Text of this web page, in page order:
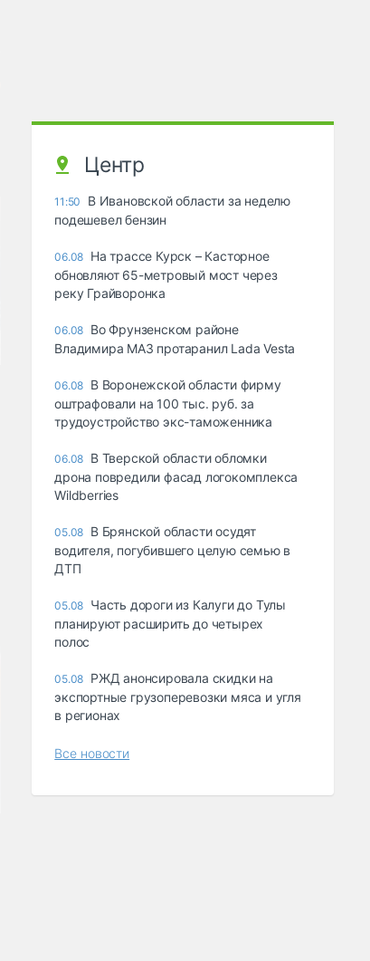
Центр
11:50
В Ивановской области за неделю
подешевел бензин
06.08 На трассе Курск – Касторное
обновляют 65-метровый мост через
реку Грайворонка
06.08 Во Фрунзенском районе
Владимира МАЗ протаранил Lada Vesta
06.08 В Воронежской области фирму
оштрафовали на 100 тыс. руб. за
трудоустройство экс-таможенника
06.08 В Тверской области обломки
дрона повредили фасад логокомплекса
Wildberries
05.08 В Брянской области осудят
водителя, погубившего целую семью в
ДТП
05.08 Часть дороги из Калуги до Тулы
планируют расширить до четырех
полос
05.08 РЖД анонсировала скидки на
экспортные грузоперевозки мяса и угля
в регионах
Все новости